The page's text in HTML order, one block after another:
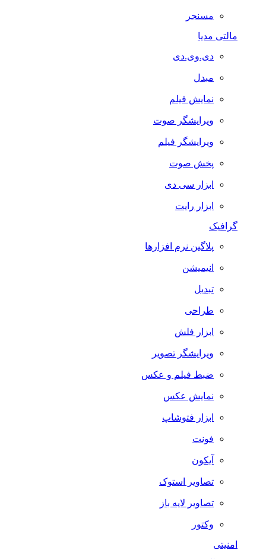
مسنجر
مالتی مدیا
دی.وی.دی
مبدل
نمایش فیلم
ویرایشگر صوت
ویرایشگر فیلم
پخش صوت
ابزار سی دی
ابزار رایت
گرافیک
پلاگین نرم افزارها
انیمیشن
تبدیل
طراحی
ابزار فلش
ویرایشگر تصویر
ضبط فيلم و عكس
نمایش عکس
ابزار فتوشاپ
فونت
آیکون
تصاویر استوک
تصاویر لایه باز
وکتور
امنیتی